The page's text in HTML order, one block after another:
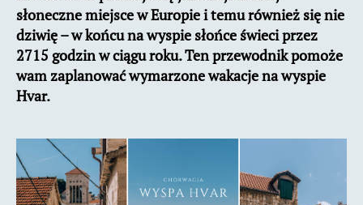
słoneczne miejsce w Europie i temu również się nie
dziwię – w końcu na wyspie słońce świeci przez
2715 godzin w ciągu roku. Ten przewodnik pomoże
wam zaplanować wymarzone wakacje na wyspie
Hvar.